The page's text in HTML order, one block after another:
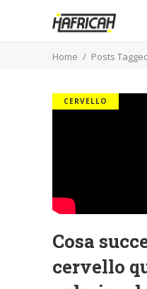
Home Posts
CERVELLO
Cosa
cervello